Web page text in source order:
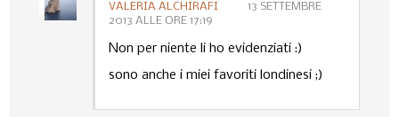
VALERIA ALCHIRAFI
13 SETTEMBRE
2013 ALLE ORE 17:19
Non per niente li ho evidenziati :)
sono anche i miei favoriti londinesi ;)